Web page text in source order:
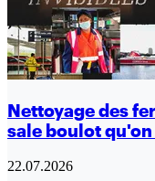
Nettoyage des
sale boulot
22.07.2026